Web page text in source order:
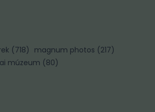
(718) magnum photos (217)
múzeum (80)